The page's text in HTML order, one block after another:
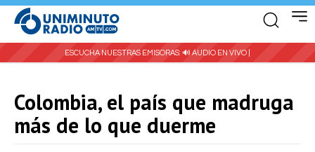
ESCUCHA NUESTRAS EMISORAS: 🔊 AUDIO EN VIVO |
Colombia, el país que madruga
más de lo que duerme